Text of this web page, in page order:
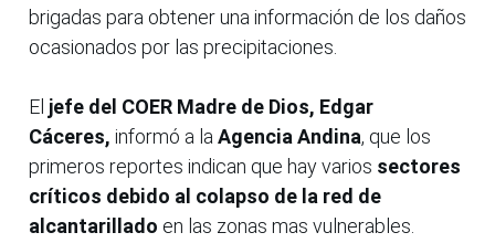
brigadas para obtener una información de los daños
ocasionados por las precipitaciones.
El jefe del COER Madre de Dios, Edgar
Cáceres, informó a la Agencia Andina, que los
primeros reportes indican que hay varios sectores
críticos debido al colapso de la red de
alcantarillado en las zonas mas vulnerables.